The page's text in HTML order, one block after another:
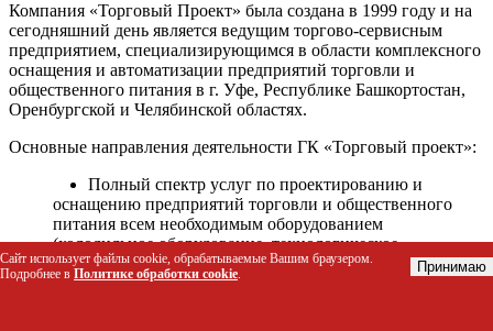
Компания «Торговый Проект» была создана в 1999 году и на
сегодняшний день является ведущим торгово-сервисным
предприятием, специализирующимся в области комплексного
оснащения и автоматизации предприятий торговли и
общественного питания в г. Уфе, Республике Башкортостан,
Оренбургской и Челябинской областях.
Основные направления деятельности ГК «Торговый проект»:
Полный спектр услуг по проектированию и
оснащению предприятий торговли и общественного
питания всем необходимым оборудованием
(холодильное оборудование, технологическое
оборудование, стеллажное оборудование и т.д.);
Автоматизация торговых процессов и внедрения
Сайт использует файлы cookie, обрабатываемые Вашим браузером.
Подробнее в Политике обработки cookie. Принимаю